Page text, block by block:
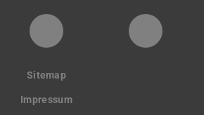
KanalPTW LinkedIn
Sitemap
Impressum